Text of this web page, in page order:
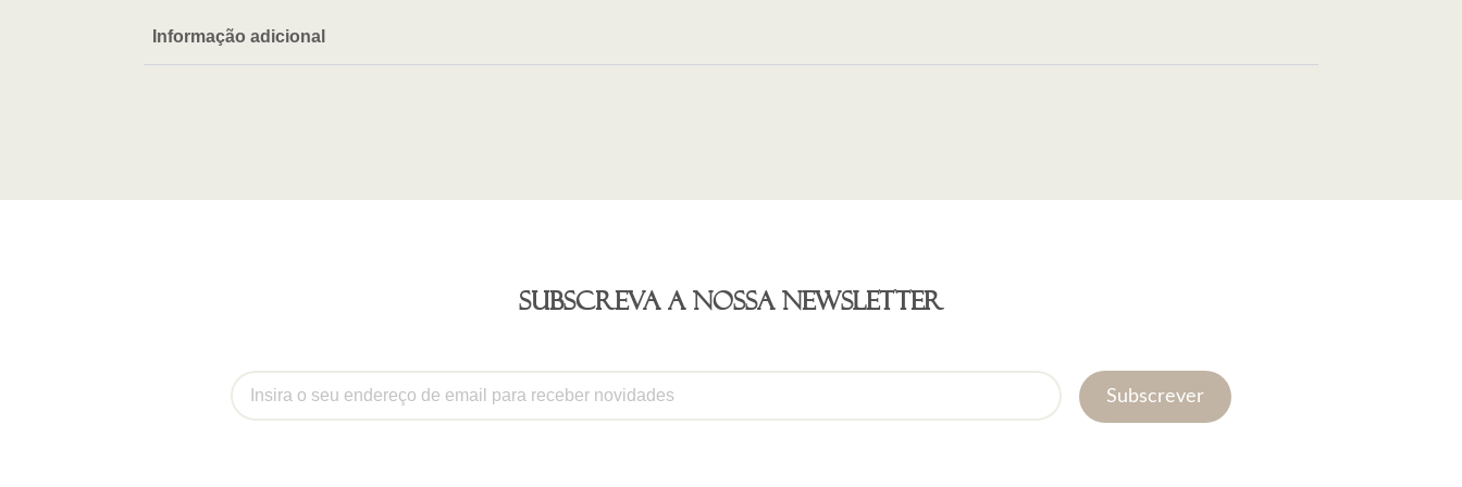
Informação adicional
Subscreva a nossa newsletter
Subscrever